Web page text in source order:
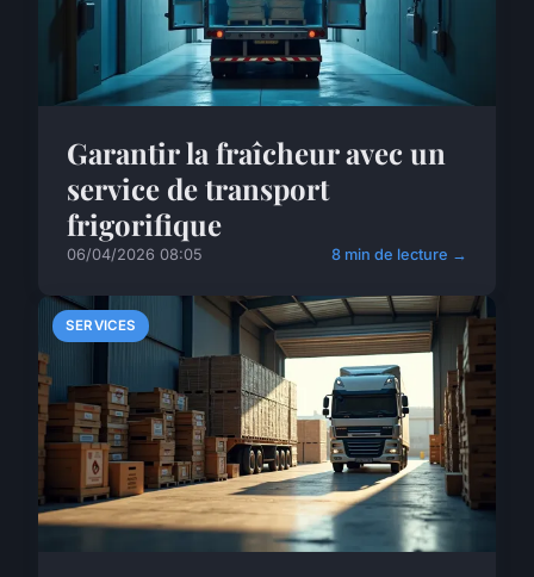
Garantir la fraîcheur avec un
service de transport
frigorifique
06/04/2026 08:05 8 min de lecture →
SERVICES